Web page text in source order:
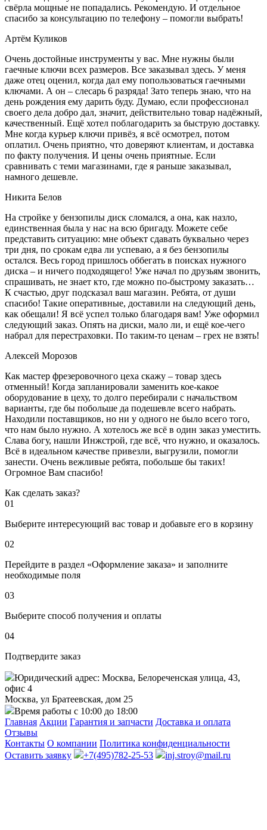
свёрла мощные не попадались. Рекомендую. И отдельное
спасибо за консультацию по телефону – помогли выбрать!
Артём Куликов
Очень достойные инструменты у вас. Мне нужны были
гаечные ключи всех размеров. Все заказывал здесь. У меня
даже отец оценил, когда дал ему попользоваться гаечными
ключами. А он – слесарь 6 разряда! Зато теперь знаю, что на
день рождения ему дарить буду. Думаю, если профессионал
своего дела добро дал, значит, действительно товар надёжный,
качественный. Ещё хотел поблагодарить за быструю доставку.
Мне когда курьер ключи привёз, я всё осмотрел, потом
оплатил. Очень приятно, что доверяют клиентам, и доставка
по факту получения. И цены очень приятные. Если
сравнивать с теми магазинами, где я раньше заказывал,
намного дешевле.
Никита Белов
На стройке у бензопилы диск сломался, а она, как назло,
единственная была у нас на всю бригаду. Можете себе
представить ситуацию: мне объект сдавать буквально через
три дня, по срокам едва ли успеваю, а я без бензопилы
остался. Весь город пришлось оббегать в поисках нужного
диска – и ничего подходящего! Уже начал по друзьям звонить,
спрашивать, не знает кто, где можно по-быстрому заказать…
К счастью, друг подсказал ваш магазин. Ребята, от души
спасибо! Такие оперативные, доставили на следующий день,
как обещали! Я всё успел только благодаря вам! Уже оформил
следующий заказ. Опять на диски, мало ли, и ещё кое-чего
набрал для перестраховки. По таким-то ценам – грех не взять!
Алексей Морозов
Как мастер фрезеровочного цеха скажу – товар здесь
отменный! Когда запланировали заменить кое-какое
оборудование в цеху, то долго перебирали с начальством
варианты, где бы побольше да подешевле всего набрать.
Находили поставщиков, но ни у одного не было всего того,
что нам было нужно. А хотелось же всё в один заказ уместить.
Слава богу, нашли Инжстрой, где всё, что нужно, и оказалось.
Всё в идеальном качестве привезли, выгрузили, помогли
занести. Очень вежливые ребята, побольше бы таких!
Огромное Вам спасибо!
Как сделать заказ?
01
Выберите интересующий вас товар и добавьте его в корзину
02
Перейдите в раздел «Оформление заказа» и заполните
необходимые поля
03
Выберите способ получения и оплаты
04
Подтвердите заказ
Юридический адрес: Москва, Белореченская улица, 43,
офис 4
Москва, ул Братеевская, дом 25
Время работы с 10:00 до 18:00
Главная Акции Гарантия и запчасти Доставка и оплата
Отзывы
Контакты О компании Политика конфиденциальности
Оставить заявку
+7(495)782-25-53 inj.stroy@mail.ru